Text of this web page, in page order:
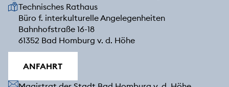
Unsere Anschrift
Technisches Rathaus
Büro f. interkulturelle Angelegenheiten
Bahnhofstraße 16-18
61352 Bad Homburg v. d. Höhe
ANFAHRT